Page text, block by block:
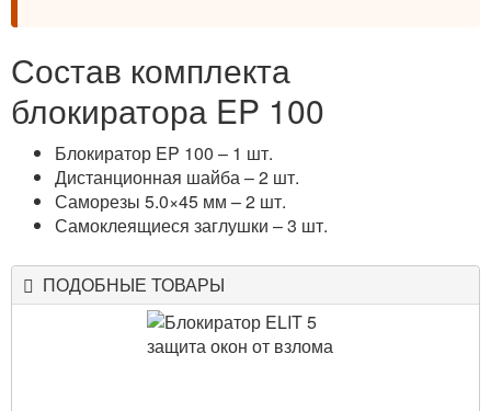
Состав комплекта
блокиратора EP 100
Блокиратор EP 100 – 1 шт.
Дистанционная шайба – 2 шт.
Саморезы 5.0×45 мм – 2 шт.
Самоклеящиеся заглушки – 3 шт.
ПОДОБНЫЕ ТОВАРЫ